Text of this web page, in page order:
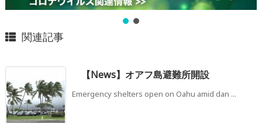
関連記事
【News】オアフ島避難所開設
Emergency shelters open on Oahu amid dan ...